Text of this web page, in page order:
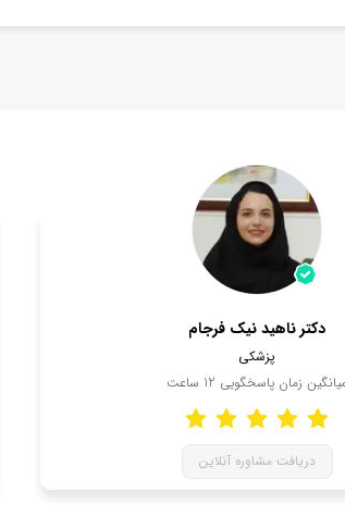
دکتر ناهید نیک فرجام
پزشکی
زمان پاسخگویی 12 ساعت
دریافت مشاوره آنلاین